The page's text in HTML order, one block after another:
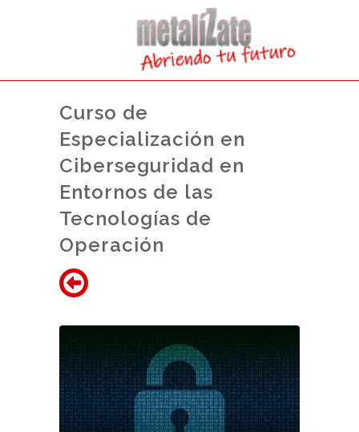
Curso de
Especialización en
Ciberseguridad en
Entornos de las
Tecnologías de
Operación